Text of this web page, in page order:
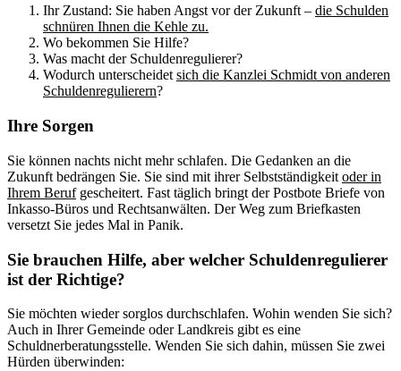
Ihr Zustand: Sie haben Angst vor der Zukunft – die Schulden
schnüren Ihnen die Kehle zu.
Wo bekommen Sie Hilfe?
Was macht der Schuldenregulierer?
Wodurch unterscheidetsich die Kanzlei Schmidt von anderen
Schuldenregulierern?
Ihre Sorgen
Sie können nachts nicht mehr schlafen. Die Gedanken an die
Zukunft bedrängen Sie. Sie sind mit ihrer Selbstständigkeit oder in
Ihrem Berufgescheitert. Fast täglich bringt der Postbote Briefe von
Inkasso-Büros und Rechtsanwälten. Der Weg zum Briefkasten
versetzt Sie jedes Mal in Panik.
Sie brauchen Hilfe, aber welcher Schuldenregulierer
ist der Richtige?
Sie möchten wieder sorglos durchschlafen. Wohin wenden Sie sich?
Auch in Ihrer Gemeinde oder Landkreis gibt es eine
Schuldnerberatungsstelle. Wenden Sie sich dahin, müssen Sie zwei
Hürden überwinden: